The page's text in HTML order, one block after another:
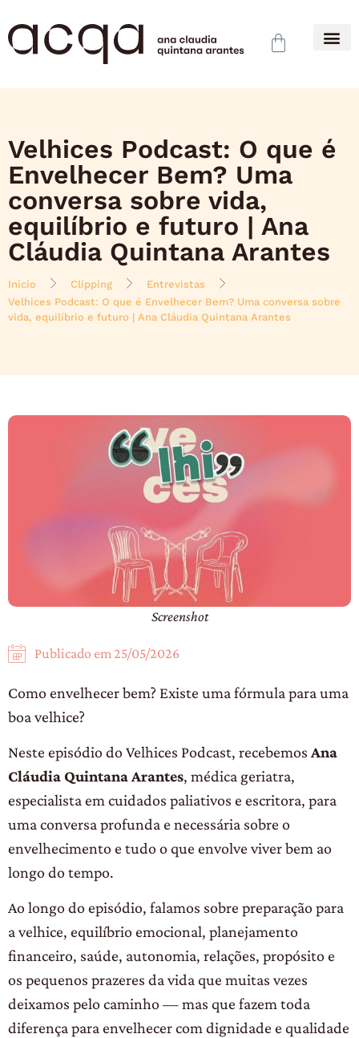
Velhices Podcast: O que é
Envelhecer Bem? Uma
conversa sobre vida,
equilíbrio e futuro | Ana
Cláudia Quintana Arantes
Início Clipping
Entrevistas
Velhices Podcast: O que é Envelhecer Bem? Uma conversa sobre
vida, equilíbrio e futuro | Ana Cláudia Quintana Arantes
Screenshot
Publicado em 25/05/2026
Como envelhecer bem? Existe uma fórmula para uma
boa velhice?
Neste episódio do Velhices Podcast, recebemos Ana
Cláudia Quintana Arantes, médica geriatra,
especialista em cuidados paliativos e escritora, para
uma conversa profunda e necessária sobre o
envelhecimento e tudo o que envolve viver bem ao
longo do tempo.
Ao longo do episódio, falamos sobre preparação para
a velhice, equilíbrio emocional, planejamento
financeiro, saúde, autonomia, relações, propósito e
os pequenos prazeres da vida que muitas vezes
deixamos pelo caminho — mas que fazem toda
diferença para envelhecer com dignidade e qualidade